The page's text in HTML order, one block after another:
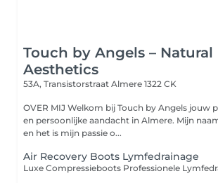
Touch by Angels – Natural
Aesthetics
53A, Transistorstraat Almere 1322 CK
OVER MIJ Welkom bij Touch by Angels jouw plek van rust, luxe
en persoonlijke aandacht in Almere. Mijn naam is Sharon Angel,
en het is mijn passie o...
Air Recovery Boots Lymfedrainage